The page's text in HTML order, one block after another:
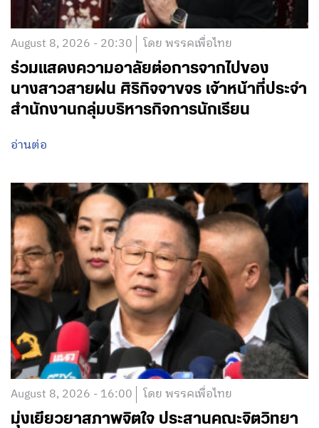
August 8, 2026 - 20:30 โดย พรรคเพื่อไทย
ร่วมแสดงความอาลัยต่อการจากไปของ
นางสาวสายฝน ศิริกิจจาขจร เจ้าหน้าที่ประจำ
สำนักงานกลุ่มบริหารกิจการนักเรียน
อ่านต่อ
August 8, 2026 - 16:00 โดย พรรคเพื่อไทย
มุ่งเยียวยาสภาพจิตใจ ประสานคณะจิตวิทยา